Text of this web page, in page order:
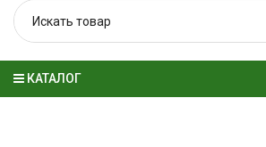
КАТАЛОГ